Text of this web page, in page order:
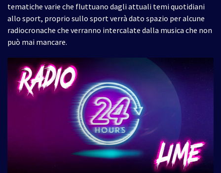
tematiche varie che fluttuano dagli attuali temi quotidiani
allo sport, proprio sullo sport verrà dato spazio per alcune
radiocronache che verranno intercalate dalla musica che non
può mai mancare.